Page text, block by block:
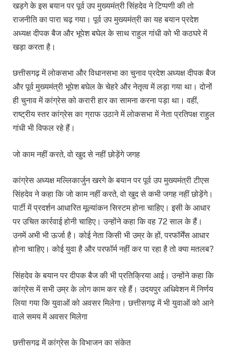
खड़गे के इस बयान पर पूर्व उप मुख्यमंत्री सिंहदेव ने टिप्पणी की तो
राजनीति का पारा चढ़ गया। पूर्व उप मुख्यमंत्री का यह बयान प्रदेश
अध्यक्ष दीपक बैज और भूपेश बघेल के साथ राहुल गांधी को भी कठघरे में
खड़ा करता है।
छत्तीसगढ़ में लोकसभा और विधानसभा का चुनाव प्रदेश अध्यक्ष दीपक बैज
और पूर्व मुख्यमंत्री भूपेश बघेल के चेहरे और नेतृत्व में लड़ा गया था। दोनों
ही चुनाव में कांग्रेस को करारी हार का सामना करना पड़ा था। वहीं,
राष्ट्रीय स्तर कांग्रेस का ग्राफ उठाने में लोकसभा में नेता प्रतिपक्ष राहुल
गांधी भी विफल रहे हैं।
जो काम नहीं करते, वो खुद से नहीं छोड़ेंगे जगह
कांग्रेस अध्यक्ष मल्लिकार्जुन खरगे के बयान पर पूर्व उप मुख्यमंत्री टीएस
सिंहदेव ने कहा कि जो काम नहीं करते, वो खुद से कभी जगह नहीं छोड़ेंगे।
पार्टी में प्रदर्शन आधारित मूल्यांकन सिस्टम होना चाहिए। इसी के आधार
पर उचित कार्रवाई होनी चाहिए। उन्होंने कहा कि वह 72 साल के हैं।
उनमें अभी भी ऊर्जा है। कोई नेता किसी भी उम्र के हों, परफॉर्मेंस आधार
होना चाहिए। कोई युवा है और परफॉर्म नहीं कर पा रहा है तो क्या मतलब?
सिंहदेव के बयान पर दीपक बैज की भी प्रतिक्रिया आई। उन्होंने कहा कि
कांग्रेस में सभी उम्र के लोग काम कर रहे हैं। उदयपुर अधिवेशन में निर्णय
लिया गया कि युवाओं को अवसर मिलेगा। छत्तीसगढ़ में भी युवाओं को आने
वाले समय में अवसर मिलेगा
छत्तीसगढ में कांग्रेस के विभाजन का संकेत